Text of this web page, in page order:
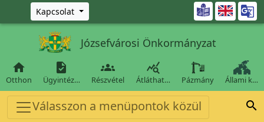
Ugrás a fő tartalomra
Kapcsolat 
Józsefvárosi Önkormányzat

Otthon

Ügyintéz…

Részvétel

Átláthat… Pázmány Állami k…
Válasszon a menüpontok közül 